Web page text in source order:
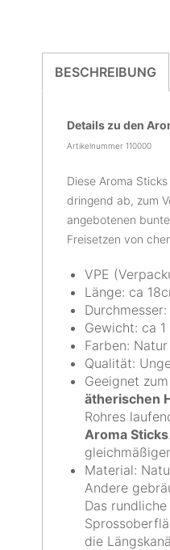
BESCHREIBUNG
Details zu den
Artikelnummer 110000
Diese Aroma
dringend ab, zum
angebotenen
Freisetzen von
VPE
Länge: ca
Gewicht: ca
Farben:
Qualität:
Geeignet
ätherischen
Rohres
Aroma Sticks
Material:
Andere
Das
die